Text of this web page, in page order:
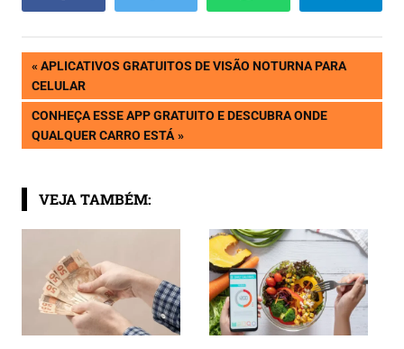
Navegação
de
Post
PREVIOUS
POST:
APLICATIVOS GRATUITOS DE VISÃO NOTURNA PARA
CELULAR
NEXT
POST:
CONHEÇA ESSE APP GRATUITO E DESCUBRA ONDE
QUALQUER CARRO ESTÁ
VEJA TAMBÉM: